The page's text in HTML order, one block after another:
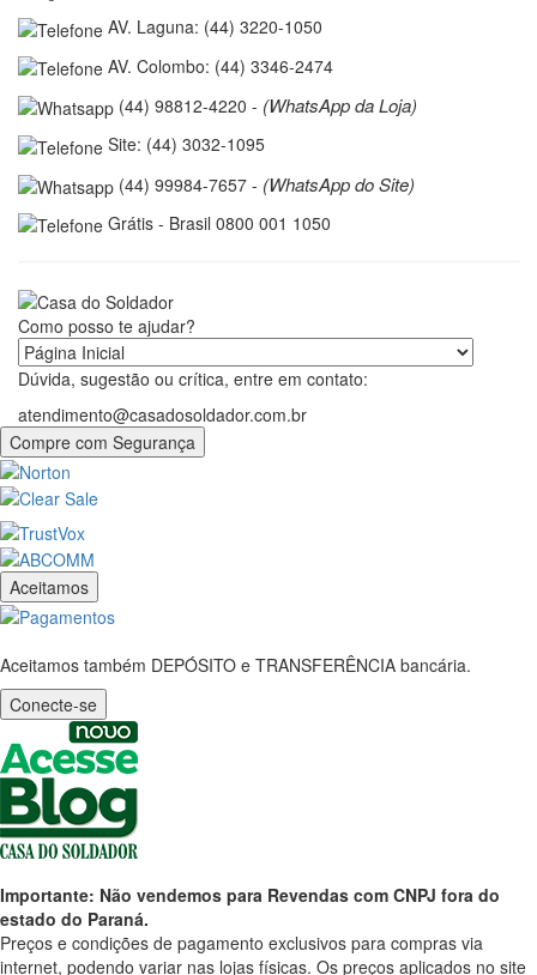
AV. Laguna: (44) 3220-1050
AV. Colombo: (44) 3346-2474
(44) 98812-4220 - (WhatsApp da Loja)
Site: (44) 3032-1095
(44) 99984-7657 - (WhatsApp do Site)
Grátis - Brasil 0800 001 1050
Como posso te ajudar?
Dúvida, sugestão ou crítica, entre em contato:
atendimento@casadosoldador.com.br
Compre com Segurança
Aceitamos
Aceitamos também DEPÓSITO e TRANSFERÊNCIA bancária.
Conecte-se
Importante: Não vendemos para Revendas com CNPJ fora do
estado do Paraná.
Preços e condições de pagamento exclusivos para compras via
internet, podendo variar nas lojas físicas. Os preços aplicados no site